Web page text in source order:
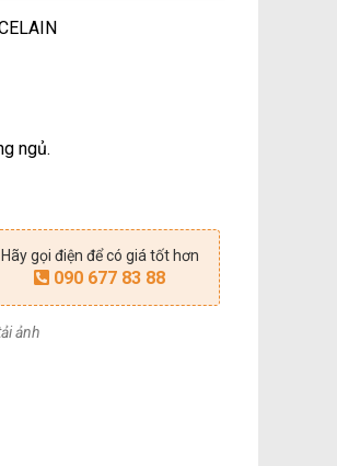
ngủ.
Hãy gọi điện để có giá tốt hơn
090 677 83 88
ảnh